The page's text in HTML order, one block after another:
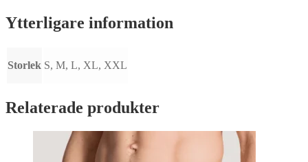
Ytterligare information
Storlek S, M, L, XL, XXL
Relaterade produkter